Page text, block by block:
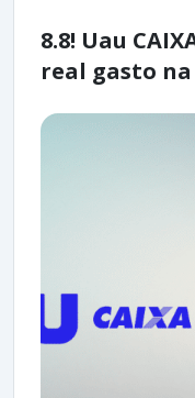
8.8! Uau
real gasto